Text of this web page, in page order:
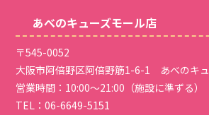
あべのキューズモール店
〒545-0052
大阪市阿倍野区阿倍野筋1-6-1 あべのキ
営業時間：10:00～21:00（施設に準ずる）
TEL：06-6649-5151